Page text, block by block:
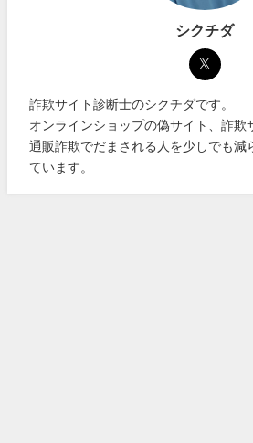
シクチダ
詐欺サイト診断士のシクチダです。
オンラインショップの偽サイト、詐欺
通販詐欺でだまされる人を少しでも減
ています。